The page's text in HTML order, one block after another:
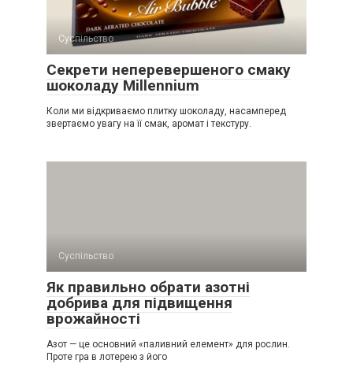
Суспільство
Секрети неперевершеного смаку
шоколаду Millennium
Коли ми відкриваємо плитку шоколаду, насамперед
звертаємо увагу на її смак, аромат і текстуру.
Суспільство
Як правильно обрати азотні
добрива для підвищення
врожайності
Азот — це основний «паливний елемент» для рослин.
Проте гра в лотерею з його